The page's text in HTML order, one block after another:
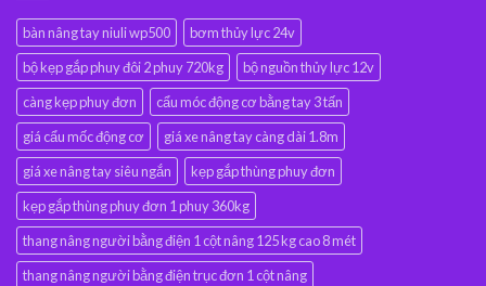
bàn nâng tay niuli wp500
bơm thủy lực 24v
bộ kẹp gắp phuy đôi 2 phuy 720kg
bộ nguồn thủy lực 12v
càng kẹp phuy đơn
cẩu móc động cơ bằng tay 3 tấn
giá cẩu mốc động cơ
giá xe nâng tay càng dài 1.8m
giá xe nâng tay siêu ngắn
kẹp gắp thùng phuy đơn
kẹp gắp thùng phuy đơn 1 phuy 360kg
thang nâng người bằng điện 1 cột nâng 125 kg cao 8 mét
thang nâng người bằng điện trục đơn 1 cột nâng